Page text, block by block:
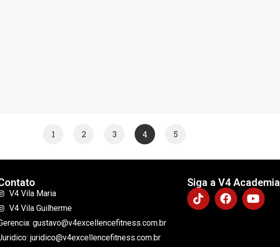
1 2 3 4 5
V4 Vila Maria
V4 Vila Guilherme
gustavo@v4excellencefitness.com.br
juridico@v4excellencefitness.com.br
Siga a V4 Academia